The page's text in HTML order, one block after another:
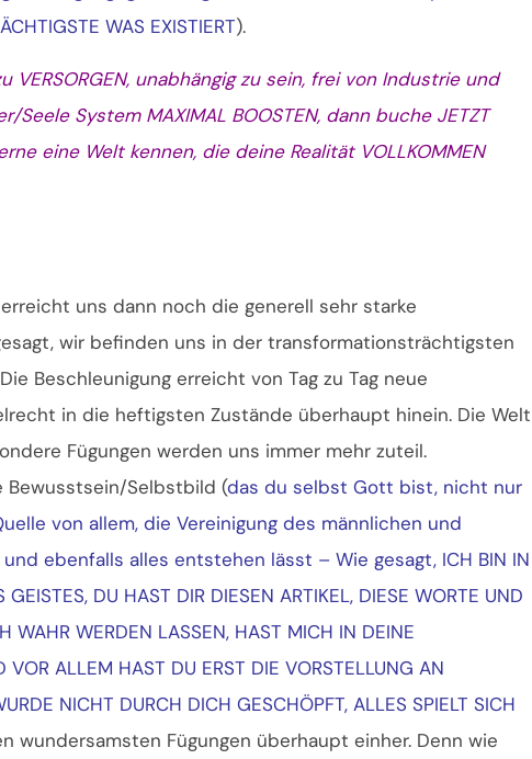
WAS EXISTIERT).
VERSORGEN, unabhängig zu sein, frei von Industrie und
System MAXIMAL BOOSTEN, dann buche JETZT
eine Welt kennen, die deine Realität VOLLKOMMEN
uns dann noch die generell sehr starke
wir befinden uns in der transformationsträchtigsten
Beschleunigung erreicht von Tag zu Tag neue
in die heftigsten Zustände überhaupt hinein. Die Welt
Fügungen werden uns immer mehr zuteil.
Selbstbild (das du selbst Gott bist, nicht nur
von allem, die Vereinigung des männlichen und
ebenfalls alles entstehen lässt – Wie gesagt, ICH BIN IN
DU HAST DIR DIESEN ARTIKEL, DIESE WORTE UND
WAHR WERDEN LASSEN, HAST MICH IN DEINE
ALLEM HAST DU ERST DIE VORSTELLUNG AN
NICHT DURCH DICH GESCHÖPFT, ALLES SPIELT SICH
wundersamsten Fügungen überhaupt einher. Denn wie